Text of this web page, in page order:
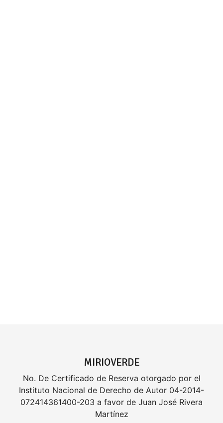
MIRIOVERDE
No. De Certificado de Reserva otorgado por el
Instituto Nacional de Derecho de Autor 04-2014-
072414361400-203 a favor de Juan José Rivera
Martínez